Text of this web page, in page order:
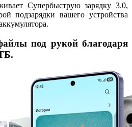
Супербыструю зарядку 3.0,
подзарядки вашего устройства
под рукой благодаря